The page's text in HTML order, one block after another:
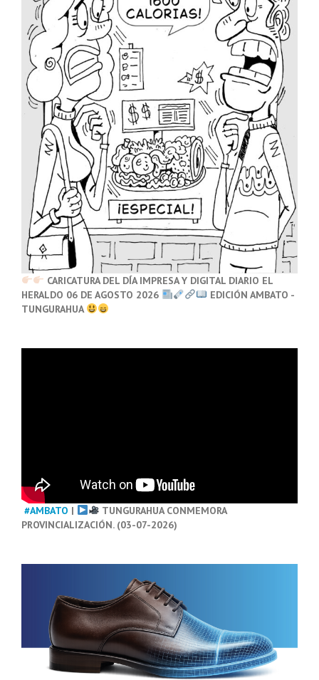
CARICATURA DEL DÍA IMPRESA Y DIGITAL DIARIO EL
HERALDO 06 DE AGOSTO 2026
EDICIÓN AMBATO -
TUNGURAHUA
#AMBATO |
TUNGURAHUA CONMEMORA
PROVINCIALIZACIÓN. (03-07-2026)